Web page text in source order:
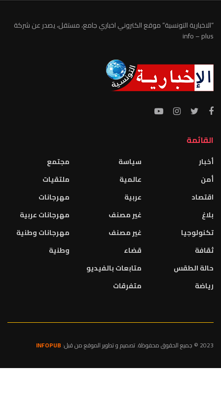
“الاخبارية التونسية” موقع الكتروني اخباري جامع، مستقل، يصدر عن شركة
info – plus
القائمة
أخبار
أمن
اقتصاد
بلاغ
تكنولوجيا
ثقافة
حالة الطقس
رياضة
سياسة
عالمية
عربية
غير مصنف
غير مصنف
قضاء
متابعات بالفيديو
متفرقات
مجتمع
ملتقيات
مهرجانات
مهرجانات عربية
مهرجانات وطنية
وطنية
2023 © جميع الحقوق محفوظة. تصميم و تطوير الموقع من قبل: INFOPUB